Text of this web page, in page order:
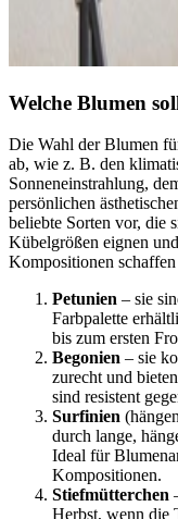
Welche Blumen
Die Wahl der Blumen
ab, wie z. B. den
Sonneneinstrahlung,
persönlichen
beliebte Sorten vor, die
Kübelgrößen eignen
Kompositionen
Petunien – sie
Farbpalette
bis zum ersten
Begonien – sie
zurecht und
sind resistent
Surfinien
durch lange,
Ideal für
Kompositionen.
Stiefmütterchen
Herbst, wenn die